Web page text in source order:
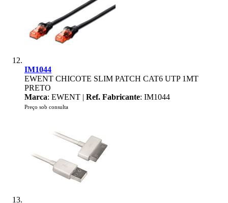
IM1044
EWENT CHICOTE SLIM PATCH CAT6 UTP 1MT
PRETO
Marca: EWENT | Ref. Fabricante: IM1044
Preço sob consulta